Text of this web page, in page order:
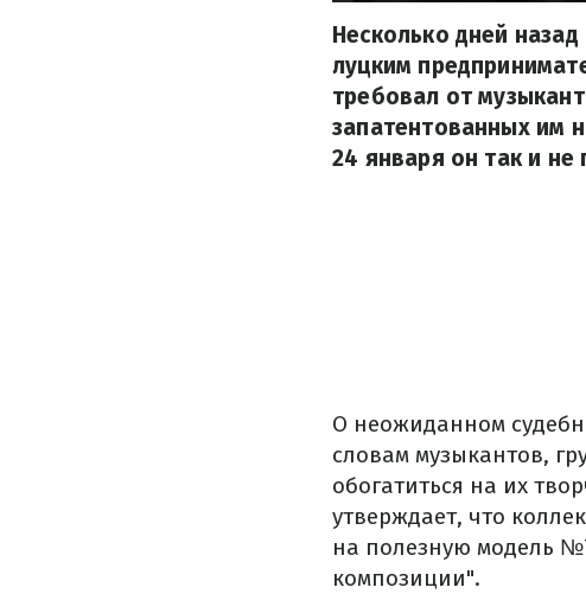
Несколько дней
луцким
требовал от
запатентованных им
24 января он так и не
О неожиданном
словам музыкантов,
обогатиться на их
утверждает, что
на полезную модель
композиции".